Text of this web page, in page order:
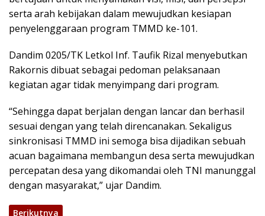
serta arah kebijakan dalam mewujudkan kesiapan
penyelenggaraan program TMMD ke-101.
Dandim 0205/TK Letkol Inf. Taufik Rizal menyebutkan
Rakornis dibuat sebagai pedoman pelaksanaan
kegiatan agar tidak menyimpang dari program.
“Sehingga dapat berjalan dengan lancar dan berhasil
sesuai dengan yang telah direncanakan. Sekaligus
sinkronisasi TMMD ini semoga bisa dijadikan sebuah
acuan bagaimana membangun desa serta mewujudkan
percepatan desa yang dikomandai oleh TNI manunggal
dengan masyarakat,” ujar Dandim.
Berikutnya